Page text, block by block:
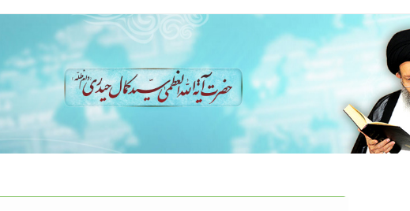
My
Search Results
Shop برگه نمونه برگه نمونه بلاگ پرداخت
سبد خرید قوانین و مقررات